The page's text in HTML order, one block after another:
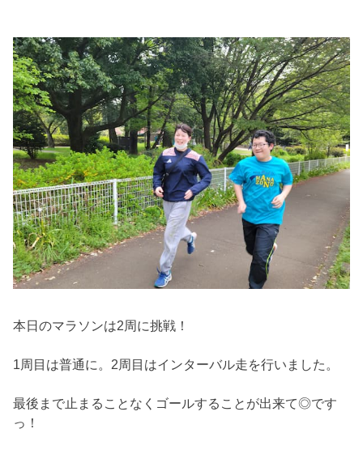
本日のマラソンは2周に挑戦！
1周目は普通に。2周目はインターバル走を行いました。
最後まで止まることなくゴールすることが出来て◎です
っ！